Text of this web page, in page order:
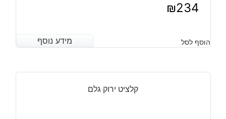
₪234
מידע נוסף הוסף לסל מידע נוסף
קלציט ירוק גלם